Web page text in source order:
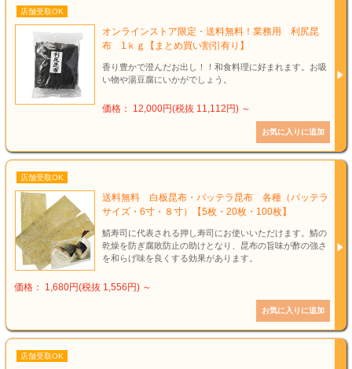
店舗受取OK
オンラインストア限定・送料無料！業務用 利尻昆
布 1ｋｇ【まとめ買い割引有り】
香り豊かで澄んだお出し！！和食料理に好まれます。お吸
い物や湯豆腐にいかがでしょう。
価格： 12,000円(税抜 11,112円) ～
店舗受取OK
送料無料 白板昆布・バッテラ昆布 各種（バッテラ
サイズ・6寸・８寸）【5枚・20枚・100枚】
鯖寿司に代表される押し寿司にお使いいただけます。鯖の
乾燥を防ぎ腐敗防止の助けとなり、昆布の旨味が酢の強さ
を和らげ味を良くする効果があります。
価格： 1,680円(税抜 1,556円) ～
店舗受取OK